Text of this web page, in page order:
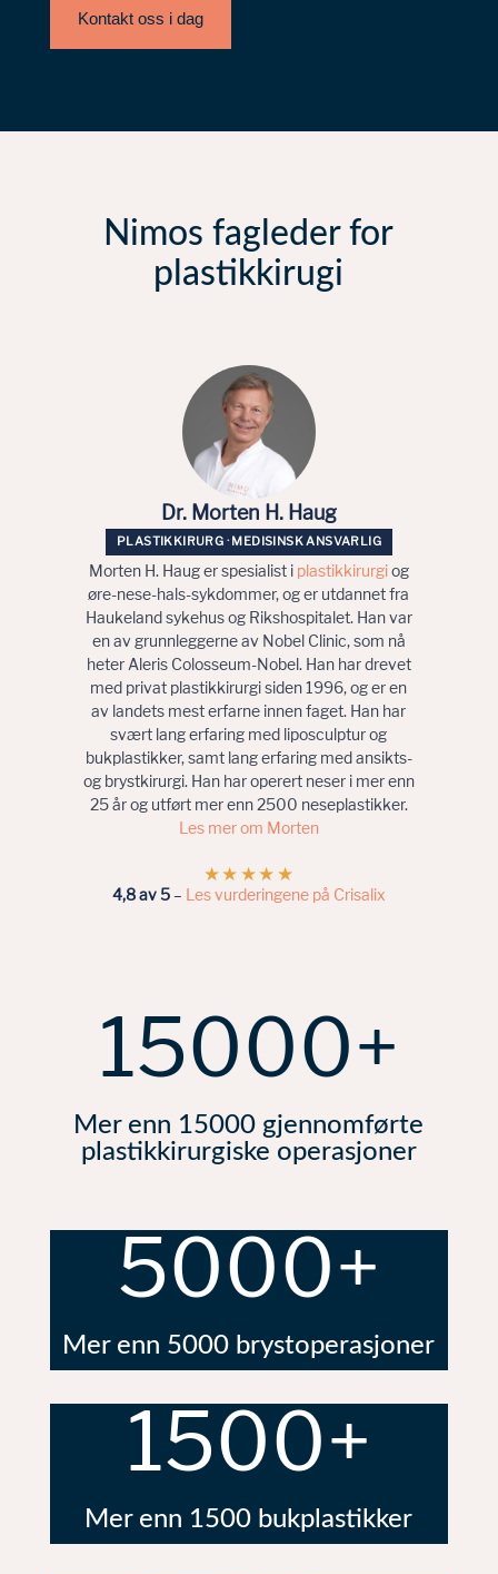
Kontakt oss i dag
Nimos fagleder for
plastikkirugi
Dr. Morten H. Haug
PLASTIKKIRURG · MEDISINSK ANSVARLIG
Morten H. Haug er spesialist i plastikkirurgiog
øre-nese-hals-sykdommer, og er utdannet fra
Haukeland sykehus og Rikshospitalet. Han var
en av grunnleggerne av Nobel Clinic, som nå
heter Aleris Colosseum-Nobel. Han har drevet
med privat plastikkirurgi siden 1996, og er en
av landets mest erfarne innen faget. Han har
svært lang erfaring med liposculptur og
bukplastikker, samt lang erfaring med ansikts-
og brystkirurgi. Han har operert neser i mer enn
25 år og utført mer enn 2500 neseplastikker.
Les mer om Morten
★★★★★
4,8 av 5– Les vurderingene på Crisalix
15000+
Mer enn 15000 gjennomførte
plastikkirurgiske operasjoner
5000+
Mer enn 5000 brystoperasjoner
1500+
Mer enn 1500 bukplastikker